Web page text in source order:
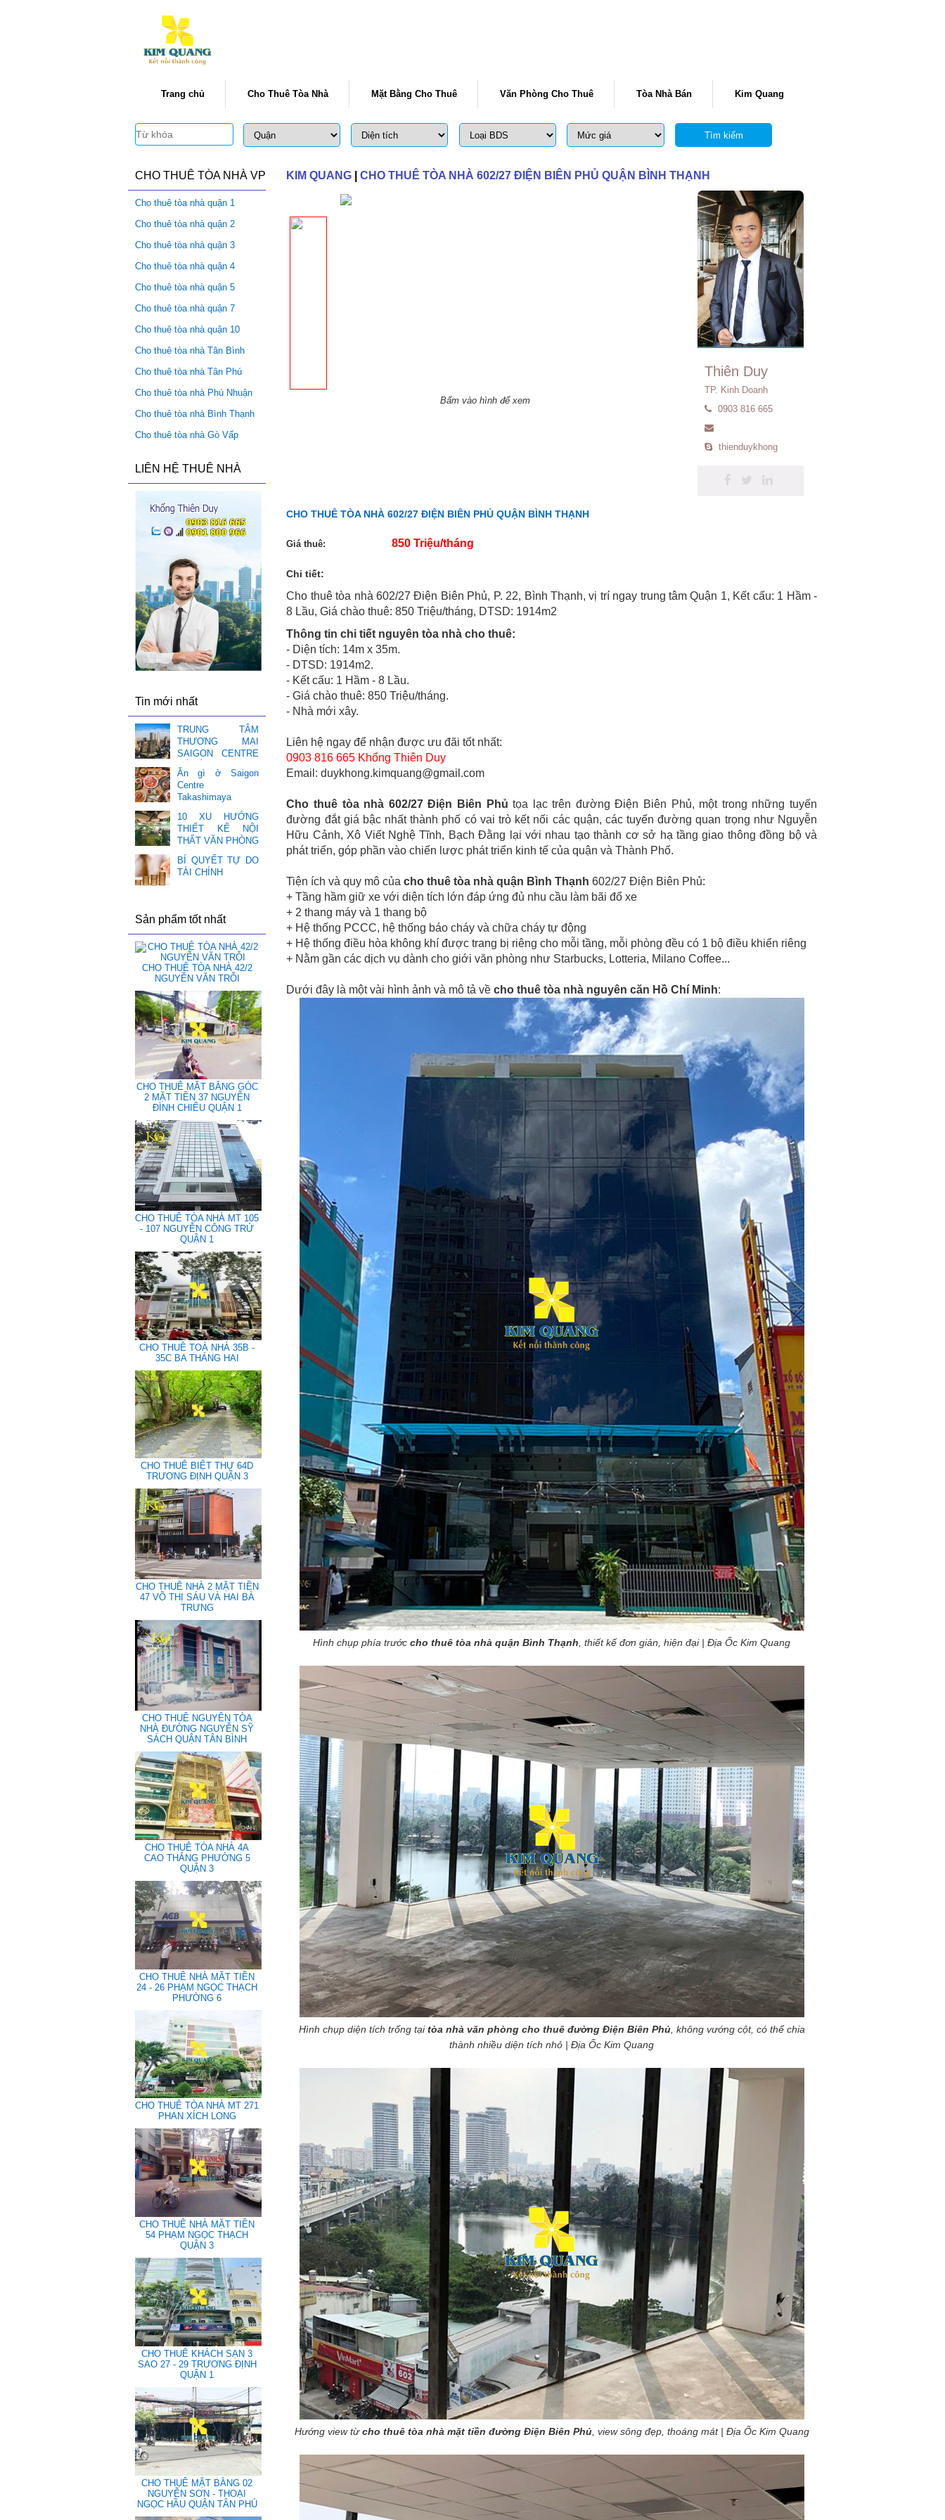
Tìm kiếm
KIM QUANG |CHO THUÊ TÒA NHÀ 602/27 ĐIỆN BIÊN PHỦ QUẬN BÌNH THẠNH
Thiên Duy
TP. Kinh Doanh
0903 816 665
thienduykhong
Bấm vào hình để xem
CHO THUÊ TÒA NHÀ 602/27 ĐIỆN BIÊN PHỦ QUẬN BÌNH THẠNH
Giá thuê: 850 Triệu/tháng
Chi tiết:
Cho thuê tòa nhà 602/27 Điện Biên Phủ, P. 22, Bình Thạnh, vị trí ngay trung tâm Quận 1, Kết cấu: 1 Hầm -
8 Lầu, Giá chào thuê: 850 Triệu/tháng, DTSD: 1914m2
Thông tin chi tiết nguyên tòa nhà cho thuê:
- Diện tích: 14m x 35m.
- DTSD: 1914m2.
- Kết cấu: 1 Hầm - 8 Lầu.
- Giá chào thuê: 850 Triệu/tháng.
- Nhà mới xây.
Liên hệ ngay để nhận được ưu đãi tốt nhất:
0903 816 665 Khổng Thiên Duy
Email: duykhong.kimquang@gmail.com
Cho thuê tòa nhà 602/27 Điện Biên Phủ tọa lạc trên đường Điện Biên Phủ, một trong những tuyến
đường đắt giá bậc nhất thành phố có vai trò kết nối các quận, các tuyến đường quan trọng như Nguyễn
Hữu Cảnh, Xô Viết Nghệ Tĩnh, Bạch Đằng lại với nhau tạo thành cơ sở hạ tầng giao thông đồng bộ và
phát triển, góp phần vào chiến lược phát triển kinh tế của quận và Thành Phố.
Tiện ích và quy mô củacho thuê tòa nhà quận Bình Thạnh 602/27 Điện Biên Phủ:
+ Tầng hầm giữ xe với diện tích lớn đáp ứng đủ nhu cầu làm bãi đổ xe
+ 2 thang máy và 1 thang bộ
+ Hệ thống PCCC, hệ thống báo cháy và chữa cháy tự động
+ Hệ thống điều hòa không khí được trang bị riêng cho mỗi tầng, mỗi phòng đều có 1 bộ điều khiển riêng
+ Nằm gần các dịch vụ dành cho giới văn phòng như Starbucks, Lotteria, Milano Coffee...
Dưới đây là một vài hình ảnh và mô tả vềcho thuê tòa nhà nguyên căn Hồ Chí Minh:
Hình chụp phía trướccho thuê tòa nhà quận Bình Thạnh , thiết kế đơn giản, hiện đại | Địa Ốc Kim Quang
Hình chụp diện tích trống tạitòa nhà văn phòng cho thuê đường Điện Biên Phủ, không vướng cột, có thể chia
thành nhiều diện tích nhỏ | Địa Ốc Kim Quang
Hướng view từcho thuê tòa nhà mặt tiền đường Điện Biên Phủ, view sông đẹp, thoáng mát | Địa Ốc Kim Quang
CHO THUÊ TÒA NHÀ VP
Cho thuê tòa nhà quận 1
Cho thuê tòa nhà quận 2
Cho thuê tòa nhà quận 3
Cho thuê tòa nhà quận 4
Cho thuê tòa nhà quận 5
Cho thuê tòa nhà quận 7
Cho thuê tòa nhà quận 10
Cho thuê tòa nhà Tân Bình
Cho thuê tòa nhà Tân Phú
Cho thuê tòa nhà Phú Nhuận
Cho thuê tòa nhà Bình Thạnh
Cho thuê tòa nhà Gò Vấp
LIÊN HỆ THUÊ NHÀ
Tin mới nhất
TRUNG TÂM
THƯƠNG MẠI
SAIGON CENTRE
CÓ GÌ HOT ❤️
Ăn gì ở Saigon
Centre
Takashimaya
10 XU HƯỚNG
THIẾT KẾ NỘI
THẤT VĂN PHÒNG
BÍ QUYẾT TỰ DO
TÀI CHÍNH
Sản phẩm tốt nhất
CHO THUÊ TÒA NHÀ 42/2
NGUYỄN VĂN TRỖI
CHO THUÊ MẶT BẰNG GÓC
2 MẶT TIỀN 37 NGUYỄN
ĐÌNH CHIỂU QUẬN 1
CHO THUÊ TÒA NHÀ MT 105
- 107 NGUYỄN CÔNG TRỨ
QUẬN 1
CHO THUÊ TOÀ NHÀ 35B -
35C BA THÁNG HAI
CHO THUÊ BIỆT THỰ 64D
TRƯƠNG ĐỊNH QUẬN 3
CHO THUÊ NHÀ 2 MẶT TIỀN
47 VÕ THỊ SÁU VÀ HAI BÀ
TRƯNG
CHO THUÊ NGUYÊN TÒA
NHÀ ĐƯỜNG NGUYỄN SỸ
SÁCH QUẬN TÂN BÌNH
CHO THUÊ TÒA NHÀ 4A
CAO THẮNG PHƯỜNG 5
QUẬN 3
CHO THUÊ NHÀ MẶT TIỀN
24 - 26 PHẠM NGỌC THẠCH
PHƯỜNG 6
CHO THUÊ TÒA NHÀ MT 271
PHAN XÍCH LONG
CHO THUÊ NHÀ MẶT TIỀN
54 PHẠM NGỌC THẠCH
QUẬN 3
CHO THUÊ KHÁCH SẠN 3
SAO 27 - 29 TRƯƠNG ĐỊNH
QUẬN 1
CHO THUÊ MẶT BẰNG 02
NGUYỄN SƠN - THOẠI
NGỌC HẦU QUẬN TÂN PHÚ
Trang chủ Cho Thuê Tòa Nhà Mặt Bằng Cho Thuê Văn Phòng Cho Thuê Tòa Nhà Bán Kim Quang